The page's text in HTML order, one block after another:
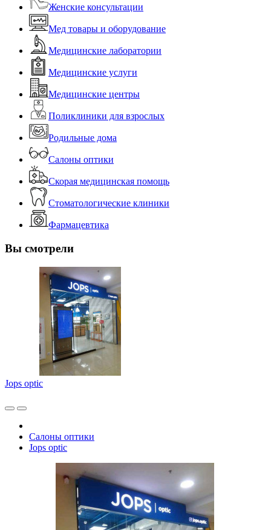
Женские консультации
Мед товары и оборудование
Медицинские лаборатории
Медицинские услуги
Медицинские центры
Поликлиники для взрослых
Родильные дома
Салоны оптики
Скорая медицинская помощь
Стоматологические клиники
Фармацевтика
Вы смотрели
Jops optic
Салоны оптики
Jops optic